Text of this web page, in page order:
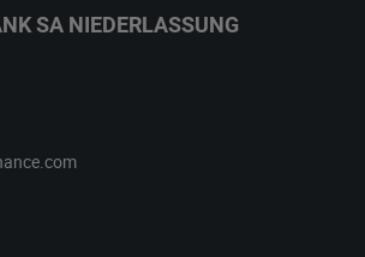
SA NIEDERLASSUNG